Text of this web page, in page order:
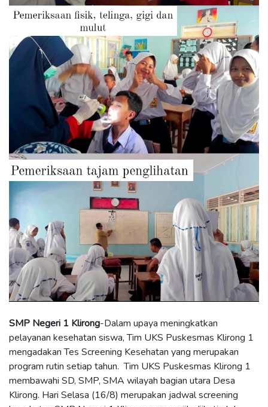
SMP Negeri 1 Klirong-Dalam upaya meningkatkan
pelayanan kesehatan siswa, Tim UKS Puskesmas Klirong 1
mengadakan Tes Screening Kesehatan yang merupakan
program rutin setiap tahun. Tim UKS Puskesmas Klirong 1
membawahi SD, SMP, SMA wilayah bagian utara Desa
Klirong. Hari Selasa (16/8) merupakan jadwalscreening